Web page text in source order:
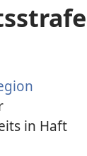
in Haft